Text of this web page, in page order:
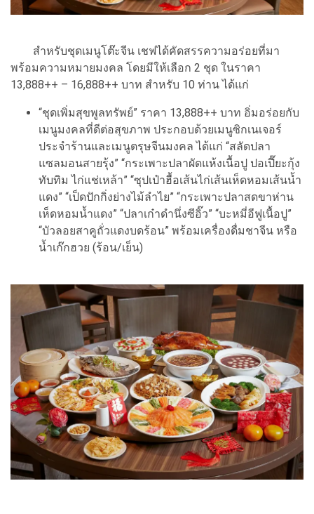
สำหรับชุดเมนูโต๊ะจีน เชฟได้คัดสรรความอร่อยที่มา
พร้อมความหมายมงคล โดยมีให้เลือก 2 ชุด ในราคา
13,888++ – 16,888++ บาท สำหรับ 10 ท่าน ได้แก่
“ชุดเพิ่มสุขพูลทรัพย์” ราคา 13,888++ บาท อิ่มอร่อยกับ
เมนูมงคลที่ดีต่อสุขภาพ ประกอบด้วยเมนูซิกเนเจอร์
ประจำร้านและเมนูตรุษจีนมงคล ได้แก่ “สลัดปลา
แซลมอนสายรุ้ง” “กระเพาะปลาผัดแห้งเนื้อปู ปอเปี๊ยะกุ้ง
ทับทิม ไก่แช่เหล้า” “ซุปเป๋าฮื้อเส้นไก่เส้นเห็ดหอมเส้นน้ำ
แดง” “เป็ดปักกิ่งย่างไม้ลำไย” “กระเพาะปลาสดขาห่าน
เห็ดหอมน้ำแดง” “ปลาเก๋าดำนึ่งซีอิ๊ว” “บะหมี่อีฟูเนื้อปู”
“บัวลอยสาคูถั่วแดงบดร้อน” พร้อมเครื่องดื่มชาจีน หรือ
น้ำเก๊กฮวย (ร้อน/เย็น)